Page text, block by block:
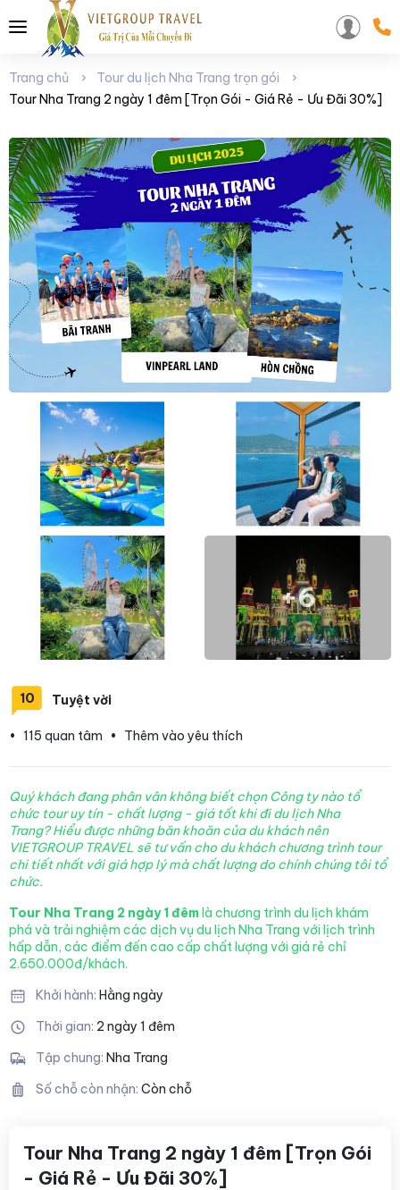
Trang chủ
Tour du lịch Nha Trang trọn gói
Tour Nha Trang 2 ngày 1 đêm [Trọn Gói - Giá Rẻ - Ưu Đãi 30%]
+6
10 Tuyệt vời
• 115 quan tâm • Thêm vào yêu thích
Quý khách đang phân vân không biết chọn Công ty nào tổ
chức tour uy tín - chất lượng - giá tốt khi đi du lịch Nha
Trang? Hiểu được những băn khoăn của du khách nên
VIETGROUP TRAVEL sẽ tư vấn cho du khách chương trình tour
chi tiết nhất với giá hợp lý mà chất lượng do chính chúng tôi tổ
chức.
Tour Nha Trang 2 ngày 1 đêmlà chương trình du lịch khám
phá và trải nghiệm các dịch vụ du lịch Nha Trang với lịch trình
hấp dẫn, các điểm đến cao cấp chất lượng với giá rẻ chỉ
2.650.000đ/khách.
Khởi hành: Hằng ngày
Thời gian: 2 ngày 1 đêm
Tập chung: Nha Trang
Số chỗ còn nhận: Còn chỗ
Tour Nha Trang 2 ngày 1 đêm [Trọn Gói
- Giá Rẻ - Ưu Đãi 30%]